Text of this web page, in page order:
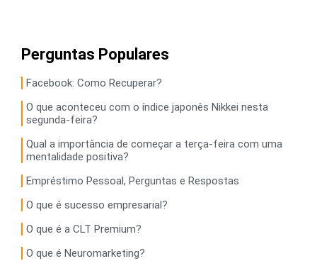
Perguntas Populares
Facebook: Como Recuperar?
O que aconteceu com o índice japonês Nikkei nesta
segunda-feira?
Qual a importância de começar a terça-feira com uma
mentalidade positiva?
Empréstimo Pessoal, Perguntas e Respostas
O que é sucesso empresarial?
O que é a CLT Premium?
O que é Neuromarketing?